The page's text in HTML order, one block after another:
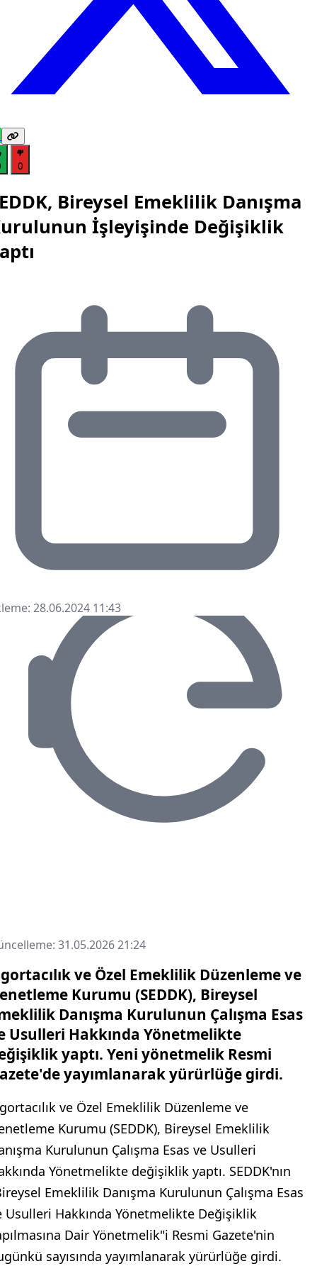
0
Bireysel Emeklilik Danışma
İşleyişinde Değişiklik
28.06.2024 11:43
31.05.2026 21:24
ve Özel Emeklilik Düzenleme ve
Kurumu (SEDDK), Bireysel
Danışma Kurulunun Çalışma Esas
Usulleri Hakkında Yönetmelikte
yaptı. Yeni yönetmelik Resmi
yayımlanarak yürürlüğe girdi.
ve Özel Emeklilik Düzenleme ve
Kurumu (SEDDK), Bireysel Emeklilik
Kurulunun Çalışma Esas ve Usulleri
Yönetmelikte değişiklik yaptı. SEDDK'nın
Emeklilik Danışma Kurulunun Çalışma Esas
Usulleri Hakkında Yönetmelikte Değişiklik
Dair Yönetmelik"i Resmi Gazete'nin
sayısında yayımlanarak yürürlüğe girdi.